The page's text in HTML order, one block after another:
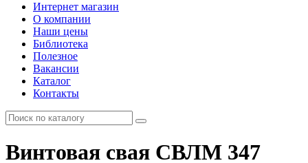
Интернет магазин
О компании
Наши цены
Библиотека
Полезное
Вакансии
Каталог
Контакты
Винтовая свая СВЛМ 347